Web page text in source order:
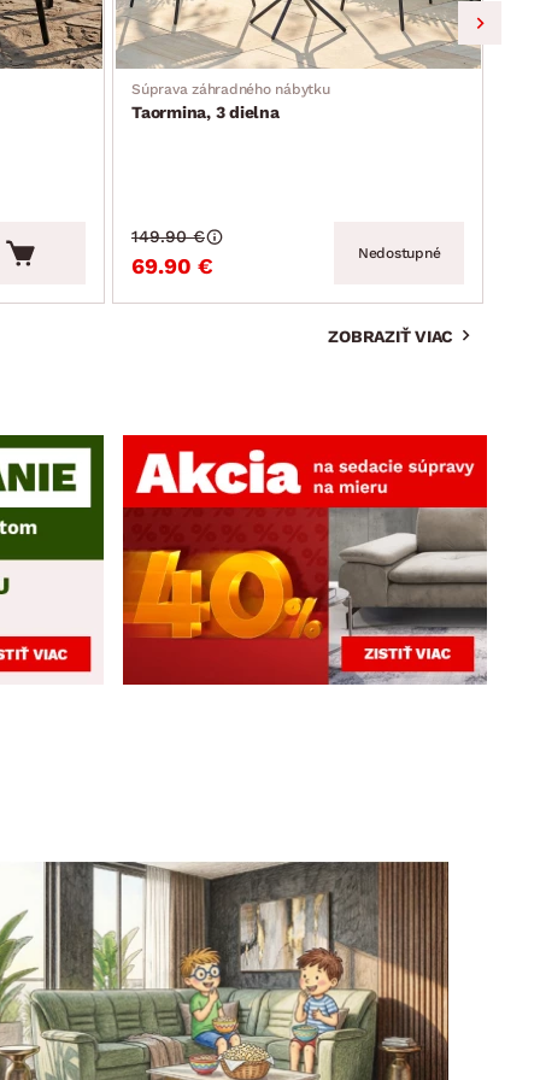
Súprava záhradného nábytku
Taormina, 3 dielna
69.90 €
149.90 €
Nedostupné
ZOBRAZIŤ VIAC